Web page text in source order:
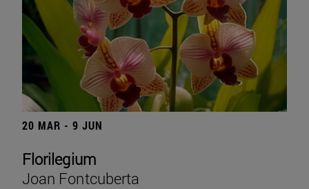
20 MAR - 9 JUN
Florilegium
Joan Fontcuberta